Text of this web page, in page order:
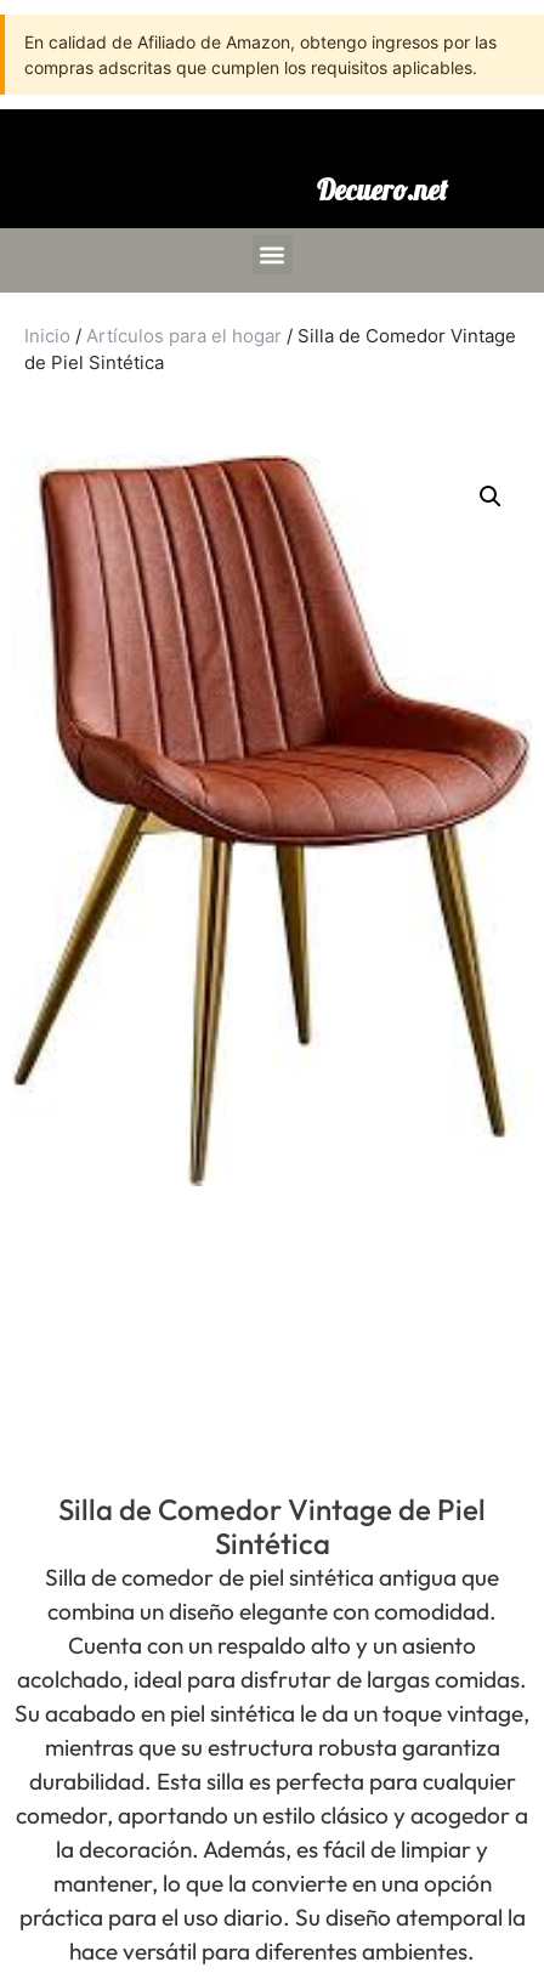
En calidad de Afiliado de Amazon, obtengo ingresos por las
compras adscritas que cumplen los requisitos aplicables.
Decuero.net
Inicio / Artículos para el hogar / Silla de Comedor Vintage
de Piel Sintética
Silla de Comedor Vintage de Piel
Sintética
Silla de comedor de piel sintética antigua que
combina un diseño elegante con comodidad.
Cuenta con un respaldo alto y un asiento
acolchado, ideal para disfrutar de largas comidas.
Su acabado en piel sintética le da un toque vintage,
mientras que su estructura robusta garantiza
durabilidad. Esta silla es perfecta para cualquier
comedor, aportando un estilo clásico y acogedor a
la decoración. Además, es fácil de limpiar y
mantener, lo que la convierte en una opción
práctica para el uso diario. Su diseño atemporal la
hace versátil para diferentes ambientes.